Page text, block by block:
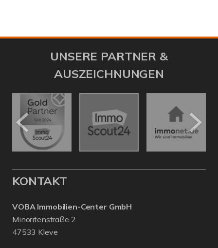
UNSERE PARTNER &
AUSZEICHNUNGEN
KONTAKT
VOBA Immobilien-Center GmbH
Minoritenstraße 2
47533 Kleve